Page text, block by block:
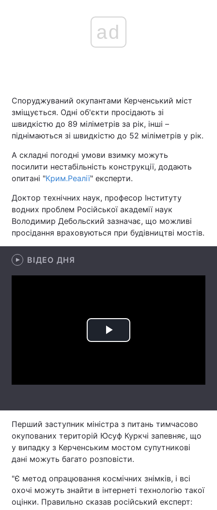
Головна Війна
Україна Політика
Економіка Світ
Спорт Наука
Техно і зв'язок Лайт
Зброя Інциденти
Туризм
Цікавинки
ad
Споруджуваний окупантами Керченський міст
зміщується. Одні об'єкти просідають зі
швидкістю до 89 міліметрів за рік, інші –
піднімаються зі швидкістю до 52 міліметрів у рік.
А складні погодні умови взимку можуть
посилити нестабільність конструкції, додають
опитані "Крим.Реалії" експерти.
Доктор технічних наук, професор Інституту
водних проблем Російської академії наук
Володимир Дебольский зазначає, що можливі
просідання враховуються при будівництві мостів.
ВІДЕО ДНЯ
Play
Перший заступник міністра з питань тимчасово
окупованих територій Юсуф Куркчі запевняє, що
у випадку з Керченським мостом супутникові
дані можуть багато розповісти.
"Є метод опрацювання космічних знімків, і всі
охочі можуть знайти в інтернеті технологію такої
оцінки. Правильно сказав російський експерт: